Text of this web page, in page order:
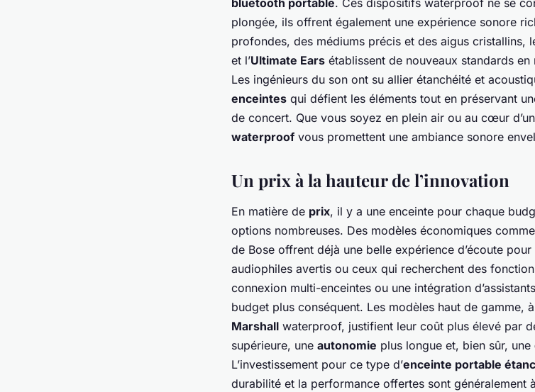
bluetooth portable. Ces dispositifs waterproof ne se
plongée, ils offrent également une expérience sonore
profondes, des médiums précis et des aigus cristallins,
et l’Ultimate Ears établissent de nouveaux standards
Les ingénieurs du son ont su allier étanchéité et
enceintes qui défient les éléments tout en préservant
de concert. Que vous soyez en plein air ou au cœur
waterproofvous promettent une ambiance sonore
Un prix à la hauteur de l’innovation
En matière de prix, il y a une enceinte pour chaque
options nombreuses. Des modèles économiques
de Bose offrent déjà une belle expérience d’écoute
audiophiles avertis ou ceux qui recherchent des
connexion multi-enceintes ou une intégration
budget plus conséquent. Les modèles haut de gamme, à
Marshall waterproof, justifient leur coût plus élevé par
supérieure, une autonomie plus longue et, bien sûr, une
L’investissement pour ce type d’enceinte portable
durabilité et la performance offertes sont généralement